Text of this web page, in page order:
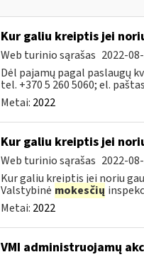
Kur galiu kreiptis jei
Web turinio sąrašas 2022-
Dėl pajamų pagal paslaugų
tel. +370 5 260 5060; el.
Metai: 2022
Kur galiu kreiptis jei
Web turinio sąrašas 2022-
Kur galiu kreiptis jei noriu
Valstybinė mokesčių
Metai: 2022
VMI administruojamų